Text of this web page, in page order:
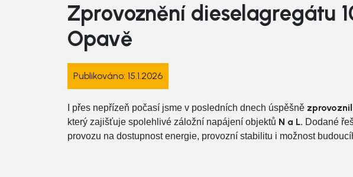
Produkty
Motorgenerátory UPS
Služby
Servis
Servis motorgenerátorů Servis UPS
Projekční podpora
Školení projektantů
Technický návrh
zdroje
Reference
Zdravotnictví Průmysl a energetika
Zprovoznění dieselagregátu
Opavě
Publikováno: 15.1.2026
I přes nepřízeň počasí jsme v posledních dnech úspěšně
který zajišťuje spolehlivé záložní napájení objektů N a L. Dodané
provozu na dostupnost energie, provozní stabilitu i možnost